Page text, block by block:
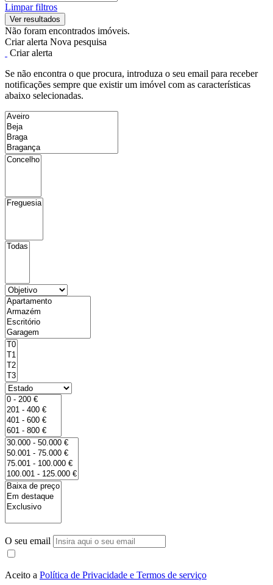
Limpar filtros
Não foram encontrados imóveis.
Criar alerta Nova pesquisa
Criar alerta
Se não encontra o que procura, introduza o seu email para receber
notificações sempre que existir um imóvel com as características
abaixo selecionadas.
O seu email
Aceito a Política de Privacidade e Termos de serviço